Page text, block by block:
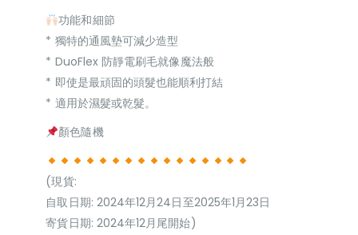
功能和細節
* 獨特的通風墊可減少造型
* DuoFlex 防靜電刷毛就像魔法般
* 即使是最頑固的頭髮也能順利打結
* 適用於濕髮或乾髮。
顏色隨機
(現貨:
自取日期: 2024年12月24日至2025年1月23日
寄貨日期: 2024年12月尾開始)